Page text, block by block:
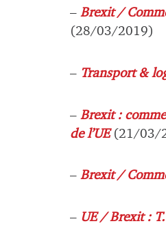
– Brexit /
(28/03/2019)
– Transport &
– Brexit :
de l’UE(21/03/
– Brexit /
– UE / Brexit :